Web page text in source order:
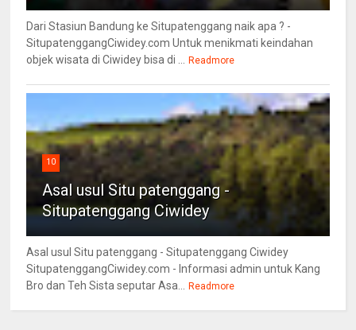
Dari Stasiun Bandung ke Situpatenggang naik apa ? -
SitupatenggangCiwidey.com Untuk menikmati keindahan
objek wisata di Ciwidey bisa di ...
Readmore
10
Asal usul Situ patenggang -
Situpatenggang Ciwidey
Asal usul Situ patenggang - Situpatenggang Ciwidey
SitupatenggangCiwidey.com - Informasi admin untuk Kang
Bro dan Teh Sista seputar Asa...
Readmore